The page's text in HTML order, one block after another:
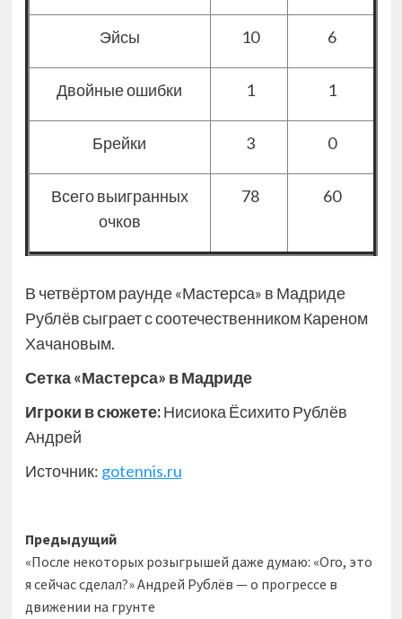
Эйсы 10 6
Двойные ошибки 1 1
Брейки 3 0
Всего выигранных
очков
78 60
В четвёртом раунде «Мастерса» в Мадриде
Рублёв сыграет с соотечественником Кареном
Хачановым.
Сетка «Мастерса» в Мадриде
Игроки в сюжете:Нисиока Ёсихито Рублёв
Андрей
Источник: gotennis.ru
Навигация
записи
Предыдущий
«После некоторых розыгрышей даже думаю: «Ого, это
я сейчас сделал?» Андрей Рублёв — о прогрессе в
движении на грунте